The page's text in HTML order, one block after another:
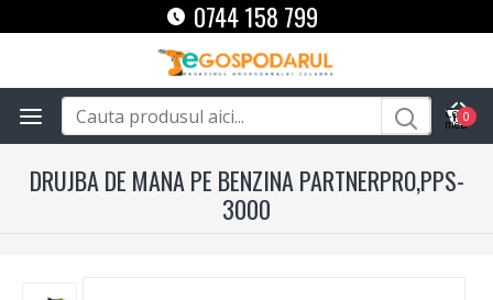
0744 158 799
0
DRUJBA DE MANA PE BENZINA PARTNERPRO,PPS-
3000